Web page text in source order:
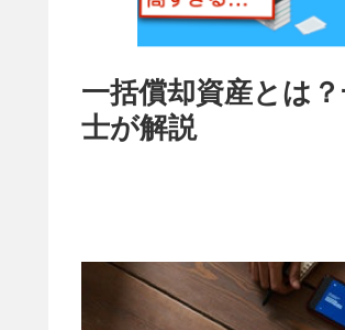
一括償却資産とは
士が解説